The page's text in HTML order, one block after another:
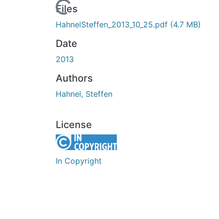
Loading...
Files
HahnelSteffen_2013_10_25.pdf (4.7 MB)
Date
2013
Authors
Hahnel, Steffen
License
In Copyright